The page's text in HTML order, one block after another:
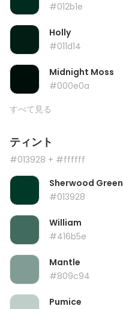
#012b1e
Holly
#011d14
Midnight Moss
#000e0a
すべて見る
ティント
#013928 + #ffffff
Sherwood Green
#013928
William
#416b5e
Mantle
#809c94
Pumice